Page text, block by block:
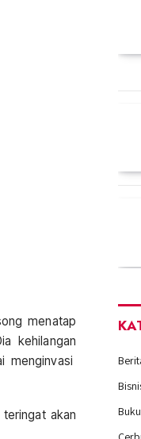
menatap
kehilangan
menginvasi
akan
Buku